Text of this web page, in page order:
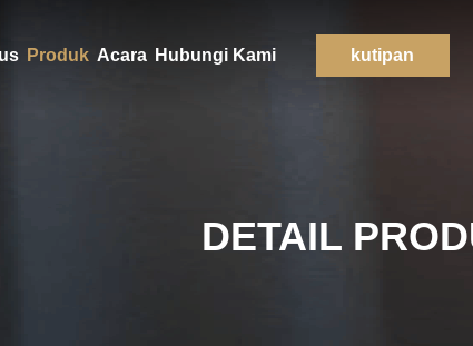
Produk Acara Hubungi Kami kutipan
DETAIL